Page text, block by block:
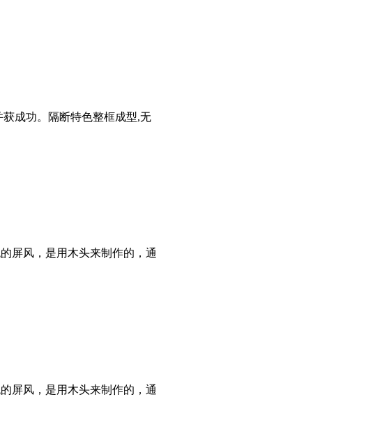
成功。隔断特色整框成型,无
屏风，是用木头来制作的，通
屏风，是用木头来制作的，通